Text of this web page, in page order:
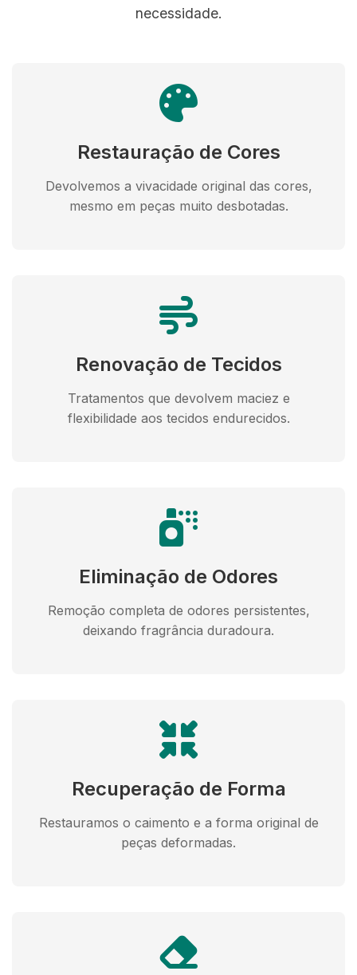
necessidade.
Restauração de Cores
Devolvemos a vivacidade original das cores,
mesmo em peças muito desbotadas.
Renovação de Tecidos
Tratamentos que devolvem maciez e
flexibilidade aos tecidos endurecidos.
Eliminação de Odores
Remoção completa de odores persistentes,
deixando fragrância duradoura.
Recuperação de Forma
Restauramos o caimento e a forma original de
peças deformadas.